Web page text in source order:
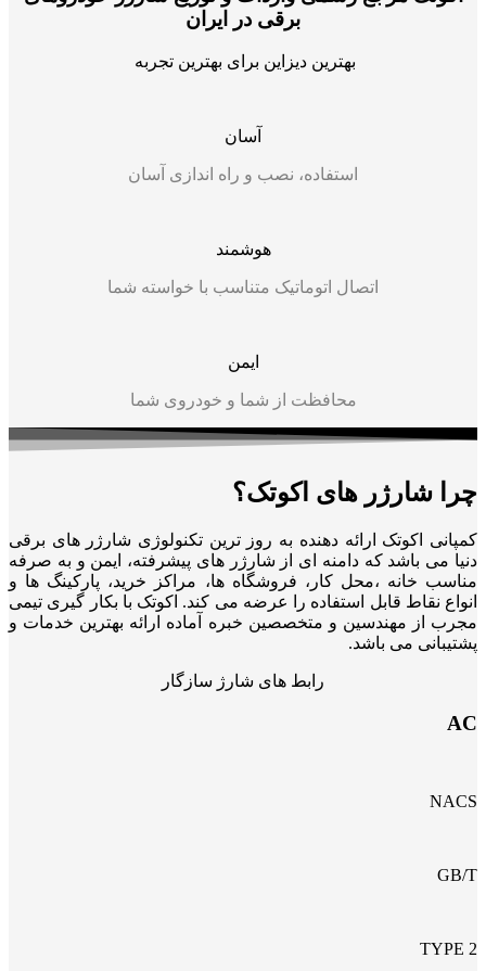
برقی در ایران
بهترین دیزاین برای بهترین تجربه
آسان
استفاده، نصب و راه اندازی آسان
هوشمند
اتصال اتوماتیک متناسب با خواسته شما
ایمن
محافظت از شما و خودروی شما
چرا شارژر های اکوتک؟
کمپانی اکوتک ارائه دهنده به روز ترین تکنولوژی شارژر های برقی
دنیا می باشد که دامنه ای از شارژر های پیشرفته، ایمن و به صرفه
مناسب خانه ،محل کار، فروشگاه ها، مراکز خرید، پارکینگ ها و
انواع نقاط قابل استفاده را عرضه می کند. اکوتک با بکار گیری تیمی
مجرب از مهندسین و متخصصین خبره آماده ارائه بهترین خدمات و
پشتیبانی می باشد.
رابط های شارژ سازگار
AC
NACS
GB/T
TYPE 2